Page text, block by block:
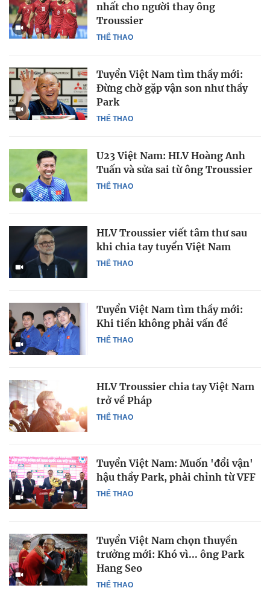
THỂ THAO
nhất cho người thay ông
Troussier
THỂ THAO
Tuyển Việt Nam tìm thầy mới:
Đừng chờ gặp vận son như thầy
Park
THỂ THAO
U23 Việt Nam: HLV Hoàng Anh
Tuấn và sửa sai từ ông Troussier
THỂ THAO
HLV Troussier viết tâm thư sau
khi chia tay tuyển Việt Nam
THỂ THAO
Tuyển Việt Nam tìm thầy mới:
Khi tiền không phải vấn đề
THỂ THAO
HLV Troussier chia tay Việt Nam
trở về Pháp
THỂ THAO
Tuyển Việt Nam: Muốn 'đổi vận'
hậu thầy Park, phải chỉnh từ VFF
THỂ THAO
Tuyển Việt Nam chọn thuyền
trưởng mới: Khó vì... ông Park
Hang Seo